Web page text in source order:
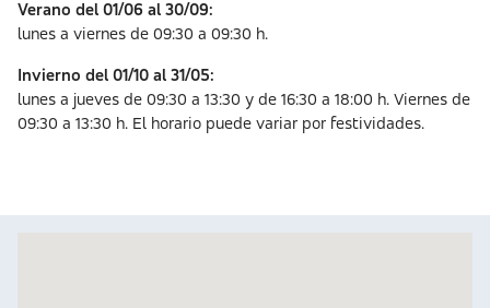
Verano del 01/06 al 30/09:
lunes a viernes de 09:30 a 09:30 h.
Invierno del 01/10 al 31/05:
lunes a jueves de 09:30 a 13:30 y de 16:30 a 18:00 h. Viernes de
09:30 a 13:30 h. El horario puede variar por festividades.